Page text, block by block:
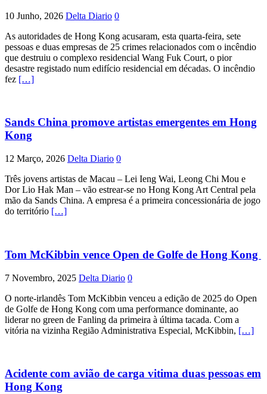
10 Junho, 2026 Delta Diario 0
As autoridades de Hong Kong acusaram, esta quarta-feira, sete
pessoas e duas empresas de 25 crimes relacionados com o incêndio
que destruiu o complexo residencial Wang Fuk Court, o pior
desastre registado num edifício residencial em décadas. O incêndio
fez […]
Sands China promove artistas emergentes em Hong
Kong
12 Março, 2026 Delta Diario 0
Três jovens artistas de Macau – Lei Ieng Wai, Leong Chi Mou e
Dor Lio Hak Man – vão estrear-se no Hong Kong Art Central pela
mão da Sands China. A empresa é a primeira concessionária de jogo
do território […]
Tom McKibbin vence Open de Golfe de Hong Kong
7 Novembro, 2025 Delta Diario 0
O norte-irlandês Tom McKibbin venceu a edição de 2025 do Open
de Golfe de Hong Kong com uma performance dominante, ao
liderar no green de Fanling da primeira à última tacada. Com a
vitória na vizinha Região Administrativa Especial, McKibbin, […]
Acidente com avião de carga vitima duas pessoas em
Hong Kong